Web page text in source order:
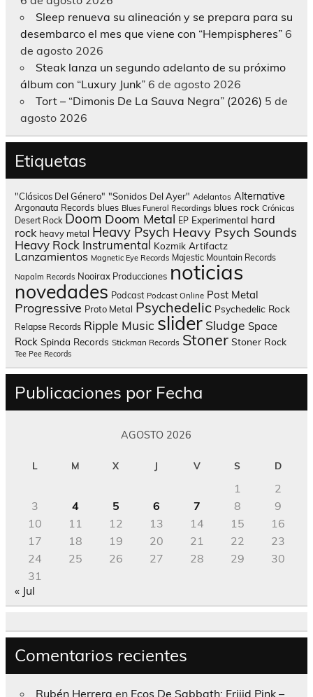
Sleep renueva su alineación y se prepara para su
desembarco el mes que viene con “Hempispheres” 6
de agosto 2026
Steak lanza un segundo adelanto de su próximo
álbum con “Luxury Junk” 6 de agosto 2026
Tort – “Dimonis De La Sauva Negra” (2026) 5 de
agosto 2026
Etiquetas
"Clásicos Del Género" "Sonidos Del Ayer" Adelantos Alternative
Argonauta Records blues Blues Funeral Recordings blues rock Crónicas
Desert Rock Doom Doom Metal EP Experimental hard
rock heavy metal Heavy Psych Heavy Psych Sounds
Heavy Rock Instrumental Kozmik Artifactz
Lanzamientos Magnetic Eye Records Majestic Mountain Records
Napalm Records Nooirax Producciones noticias
novedades Podcast Podcast Online Post Metal
Progressive Proto Metal Psychedelic Psychedelic Rock
Relapse Records Ripple Music slider Sludge Space
Rock Spinda Records Stickman Records Stoner Stoner Rock
Tee Pee Records
Publicaciones por Fecha
AGOSTO 2026
L M X J V S D
1
2
3
4 5 6 7 8
9
10
11 12 13 14 15
16
17
18 19 20 21 22
23
24
25 26 27 28 29
30
31
« Jul
Comentarios recientes
Rubén Herrera en Ecos De Sabbath; Frijid Pink –